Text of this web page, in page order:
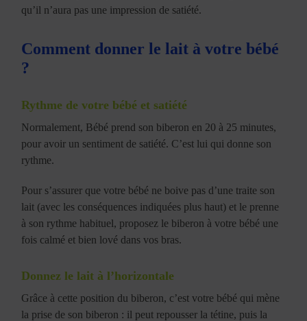
qu’il n’aura pas une impression de satiété.
Comment donner le lait à votre bébé
?
Rythme de votre bébé et satiété
Normalement, Bébé prend son biberon en 20 à 25 minutes,
pour avoir un sentiment de satiété. C’est lui qui donne son
rythme.
Pour s’assurer que votre bébé ne boive pas d’une traite son
lait (avec les conséquences indiquées plus haut) et le prenne
à son rythme habituel, proposez le biberon à votre bébé une
fois calmé et bien lové dans vos bras.
Donnez le lait à l’horizontale
Grâce à cette position du biberon, c’est votre bébé qui mène
la prise de son biberon : il peut repousser la tétine, puis la